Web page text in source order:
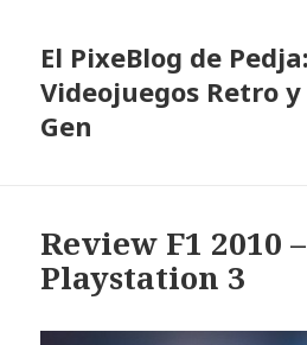
El PixeBlog de
Videojuegos Retro
Gen
Review F1 2010 –
Playstation 3